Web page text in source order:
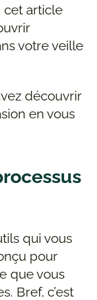
cet article
votre veille
découvrir
en vous
qui vous
pour
que vous
Bref, c’est